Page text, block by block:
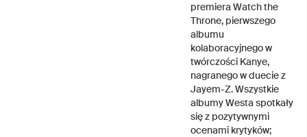
premiera Watch the
Throne, pierwszego
albumu
kolaboracyjnego w
twórczości Kanye,
nagranego w duecie z
Jayem-Z. Wszystkie
albumy Westa spotkały
się z pozytywnymi
ocenami krytyków;